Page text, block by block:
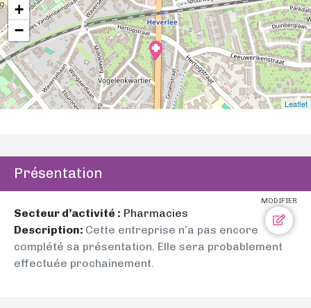
+
−
Leaflet
Présentation
MODIFIER
Secteur d’activité : Pharmacies
Description: Cette entreprise n’a pas encore
complété sa présentation. Elle sera probablement
effectuée prochainement.